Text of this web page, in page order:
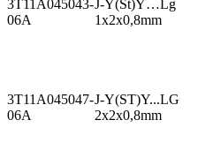
3T11A045043-
06A
J-Y(St)Y…Lg
1x2x0,8mm
3T11A045047-
06A
J-Y(ST)Y...LG
2x2x0,8mm